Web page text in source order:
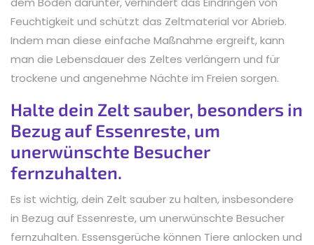
Feuchtigkeit und schützt das Zeltmaterial vor Abrieb.
Indem man diese einfache Maßnahme ergreift, kann
man die Lebensdauer des Zeltes verlängern und für
trockene und angenehme Nächte im Freien sorgen.
Halte dein Zelt sauber, besonders in
Bezug auf Essenreste, um
unerwünschte Besucher
fernzuhalten.
Es ist wichtig, dein Zelt sauber zu halten, insbesondere
in Bezug auf Essenreste, um unerwünschte Besucher
fernzuhalten. Essensgerüche können Tiere anlocken und